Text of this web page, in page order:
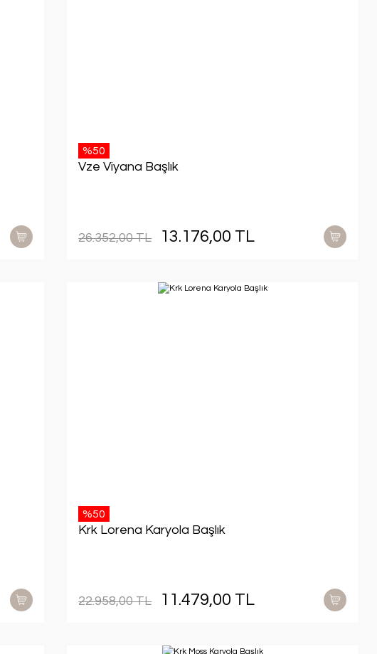
%50
Vze Viyana Başlık
26.352,00 TL 13.176,00 TL
%50
Krk Lorena Karyola Başlık
22.958,00 TL 11.479,00 TL